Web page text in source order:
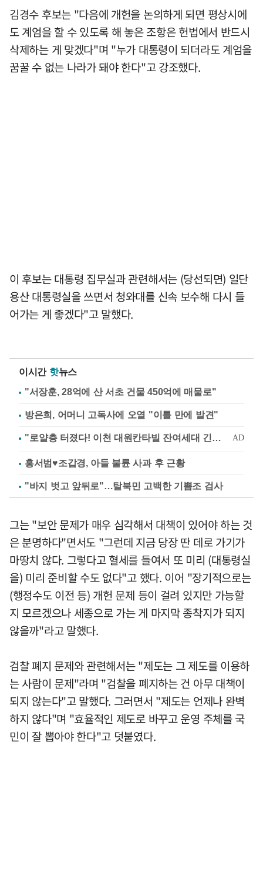
김경수 후보는 "다음에 개헌을 논의하게 되면 평상시에
도 계엄을 할 수 있도록 해 놓은 조항은 헌법에서 반드시
삭제하는 게 맞겠다"며 "누가 대통령이 되더라도 계엄을
꿈꿀 수 없는 나라가 돼야 한다"고 강조했다.
이 후보는 대통령 집무실과 관련해서는 (당선되면) 일단
용산 대통령실을 쓰면서 청와대를 신속 보수해 다시 들
어가는 게 좋겠다"고 말했다.
이시간 핫뉴스
"서장훈, 28억에 산 서초 건물 450억에 매물로"
방은희, 어머니 고독사에 오열 "이틀 만에 발견"
홍서범♥조갑경, 아들 불륜 사과 후 근황
"바지 벗고 앞뒤로"…탈북민 고백한 기쁨조 검사
그는 "보안 문제가 매우 심각해서 대책이 있어야 하는 것
은 분명하다"면서도 "그런데 지금 당장 딴 데로 가기가
마땅치 않다. 그렇다고 혈세를 들여서 또 미리 (대통령실
을) 미리 준비할 수도 없다"고 했다. 이어 "장기적으로는
(행정수도 이전 등) 개헌 문제 등이 걸려 있지만 가능할
지 모르겠으나 세종으로 가는 게 마지막 종착지가 되지
않을까"라고 말했다.
검찰 폐지 문제와 관련해서는 "제도는 그 제도를 이용하
는 사람이 문제"라며 "검찰을 폐지하는 건 아무 대책이
되지 않는다"고 말했다. 그러면서 "제도는 언제나 완벽
하지 않다"며 "효율적인 제도로 바꾸고 운영 주체를 국
민이 잘 뽑아야 한다"고 덧붙였다.